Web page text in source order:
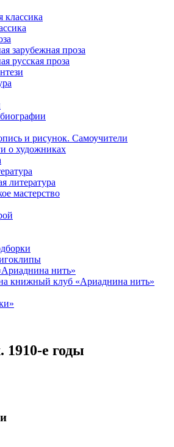
классика
зарубежная проза
русская проза
и рисунок. Самоучители
о художниках
литература
мастерство
нить»
книжный клуб «Ариаднина нить»
е годы